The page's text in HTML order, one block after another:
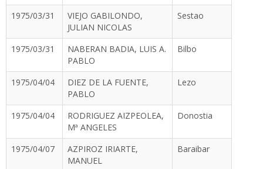
1975/03/31
VIEJO GABILONDO,
JULIAN NICOLAS
Sestao
1975/03/31
NABERAN BADIA, LUIS A.
PABLO
Bilbo
1975/04/04
DIEZ DE LA FUENTE,
PABLO
Lezo
1975/04/04
RODRIGUEZ AIZPEOLEA,
Mª ANGELES
Donostia
1975/04/07
AZPIROZ IRIARTE,
MANUEL
Baraibar